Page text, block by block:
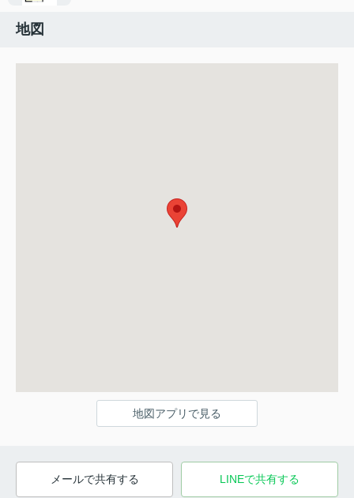
地図
地図アプリで見る
メールで共有する LINEで共有する